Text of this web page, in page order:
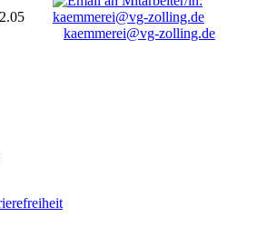
2.05
kaemmerei@vg-zolling.de